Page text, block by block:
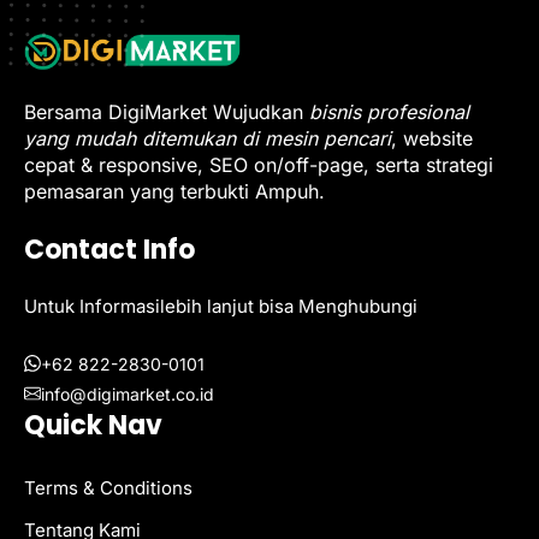
Bersama DigiMarket Wujudkan bisnis profesional
yang mudah ditemukan di mesin pencari, website
cepat & responsive, SEO on/off-page, serta strategi
pemasaran yang terbukti Ampuh.
Contact Info
Untuk Informasilebih lanjut bisa Menghubungi
+62 822-2830-0101
info@digimarket.co.id
Quick Nav
Terms & Conditions
Tentang Kami